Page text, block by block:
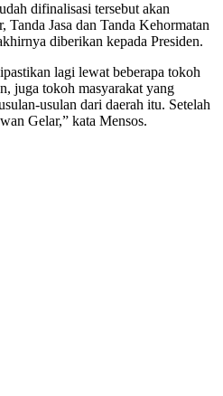
difinalisasi tersebut akan
Jasa dan Tanda Kehormatan
diberikan kepada Presiden.
lagi lewat beberapa tokoh
juga tokoh masyarakat yang
usulan dari daerah itu. Setelah
Gelar,” kata Mensos.